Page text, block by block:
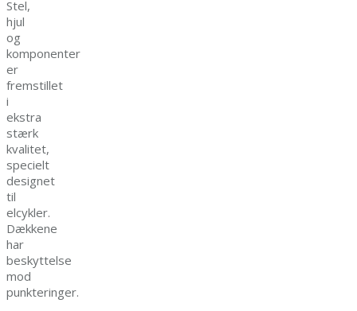
Stel,
hjul
og
komponenter
er
fremstillet
i
ekstra
stærk
kvalitet,
specielt
designet
til
elcykler.
Dækkene
har
beskyttelse
mod
punkteringer.